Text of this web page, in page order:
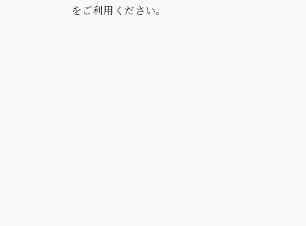
をご利用ください。